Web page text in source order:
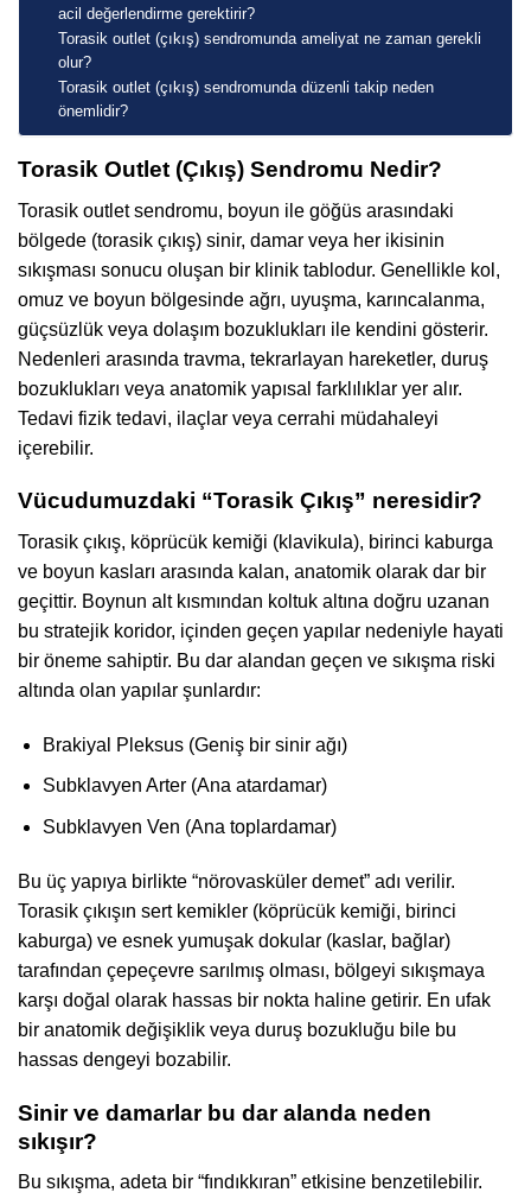
acil değerlendirme gerektirir?
Torasik outlet (çıkış) sendromunda ameliyat ne zaman gerekli
olur?
Torasik outlet (çıkış) sendromunda düzenli takip neden
önemlidir?
Torasik Outlet (Çıkış) Sendromu Nedir?
Torasik outlet sendromu, boyun ile göğüs arasındaki
bölgede (torasik çıkış) sinir, damar veya her ikisinin
sıkışması sonucu oluşan bir klinik tablodur. Genellikle kol,
omuz ve boyun bölgesinde ağrı, uyuşma, karıncalanma,
güçsüzlük veya dolaşım bozuklukları ile kendini gösterir.
Nedenleri arasında travma, tekrarlayan hareketler, duruş
bozuklukları veya anatomik yapısal farklılıklar yer alır.
Tedavi fizik tedavi, ilaçlar veya cerrahi müdahaleyi
içerebilir.
Vücudumuzdaki “Torasik Çıkış” neresidir?
Torasik çıkış, köprücük kemiği (klavikula), birinci kaburga
ve boyun kasları arasında kalan, anatomik olarak dar bir
geçittir. Boynun alt kısmından koltuk altına doğru uzanan
bu stratejik koridor, içinden geçen yapılar nedeniyle hayati
bir öneme sahiptir. Bu dar alandan geçen ve sıkışma riski
altında olan yapılar şunlardır:
Brakiyal Pleksus (Geniş bir sinir ağı)
Subklavyen Arter (Ana atardamar)
Subklavyen Ven (Ana toplardamar)
Bu üç yapıya birlikte “nörovasküler demet” adı verilir.
Torasik çıkışın sert kemikler (köprücük kemiği, birinci
kaburga) ve esnek yumuşak dokular (kaslar, bağlar)
tarafından çepeçevre sarılmış olması, bölgeyi sıkışmaya
karşı doğal olarak hassas bir nokta haline getirir. En ufak
bir anatomik değişiklik veya duruş bozukluğu bile bu
hassas dengeyi bozabilir.
Sinir ve damarlar bu dar alanda neden
sıkışır?
Bu sıkışma, adeta bir “fındıkkıran” etkisine benzetilebilir.